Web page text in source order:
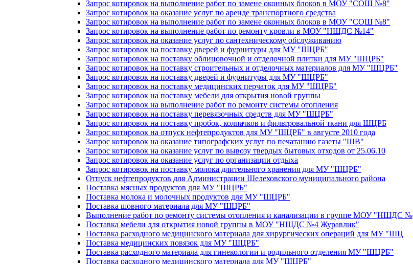
Запрос котировок на выполнение работ по замене оконных блоков в МОУ "СОШ №8"
Запрос котировок на оказание услуг по аренде транспортного средства
Запрос котировок на выполнение работ по замене оконных блоков в МОУ "СОШ №8"
Запрос котировок на выполнение работ по ремонту кровли в МОУ "НШДС №14"
Запрос котировок на оказание услуг по сантехническому обслуживанию
Запрос котировок на поставку дверей и фурнитуры для МУ "ШЦРБ"
Запрос котировок на поставку облицовочной и отделочной плитки для МУ "ШЦРБ"
Запрос котировок на поставку строительных и отделочных материалов для МУ "ШЦРБ"
Запрос котировок на поставку дверей и фурнитуры для МУ "ШЦРБ"
Запрос котировок на поставку медицинских перчаток для МУ "ШЦРБ"
Запрос котировок на поставку мебели для открытия новой группы
Запрос котировок на выполнение работ по ремонту системы отопления
Запрос котировок на поставку перевязочных средств для МУ "ШЦРБ"
Запрос котировок на поставку пробок, колпачков и фильтровальной ткани для ШЦРБ
Запрос котировок на отпуск нефтепродуктов для МУ "ШЦРБ" в августе 2010 года
Запрос котировок на оказание типографских услуг по печатанию газеты "ШВ"
Запрос котировок на оказание услуг по вывозу твердых бытовых отходов от 25.06.10
Запрос котировок на оказание услуг по организации отдыха
Запрос котировок на поставку молока длительного хранения для МУ "ШЦРБ"
Отпуск нефтепродуктов для Администрации Шелеховского муниципального района
Поставка мясных продуктов для МУ "ШЦРБ"
Поставка молока и молочных продуктов для МУ "ШЦРБ"
Поставка шовного материала для МУ "ШЦРБ"
Выполнение работ по ремонту системы отопления и канализации в группе МОУ "НШДС №
Поставка мебели для открытия новой группы в МОУ "НШДС №4 Журавлик"
Поставка расходного медицинского материала для хирургических операций для МУ "ШЦ
Поставка медицинских повязок для МУ "ШЦРБ"
Поставка расходного материала для гинекологии и родильного отделения МУ "ШЦРБ"
Поставка расходного медицинского материала для МУ "ШЦРБ"